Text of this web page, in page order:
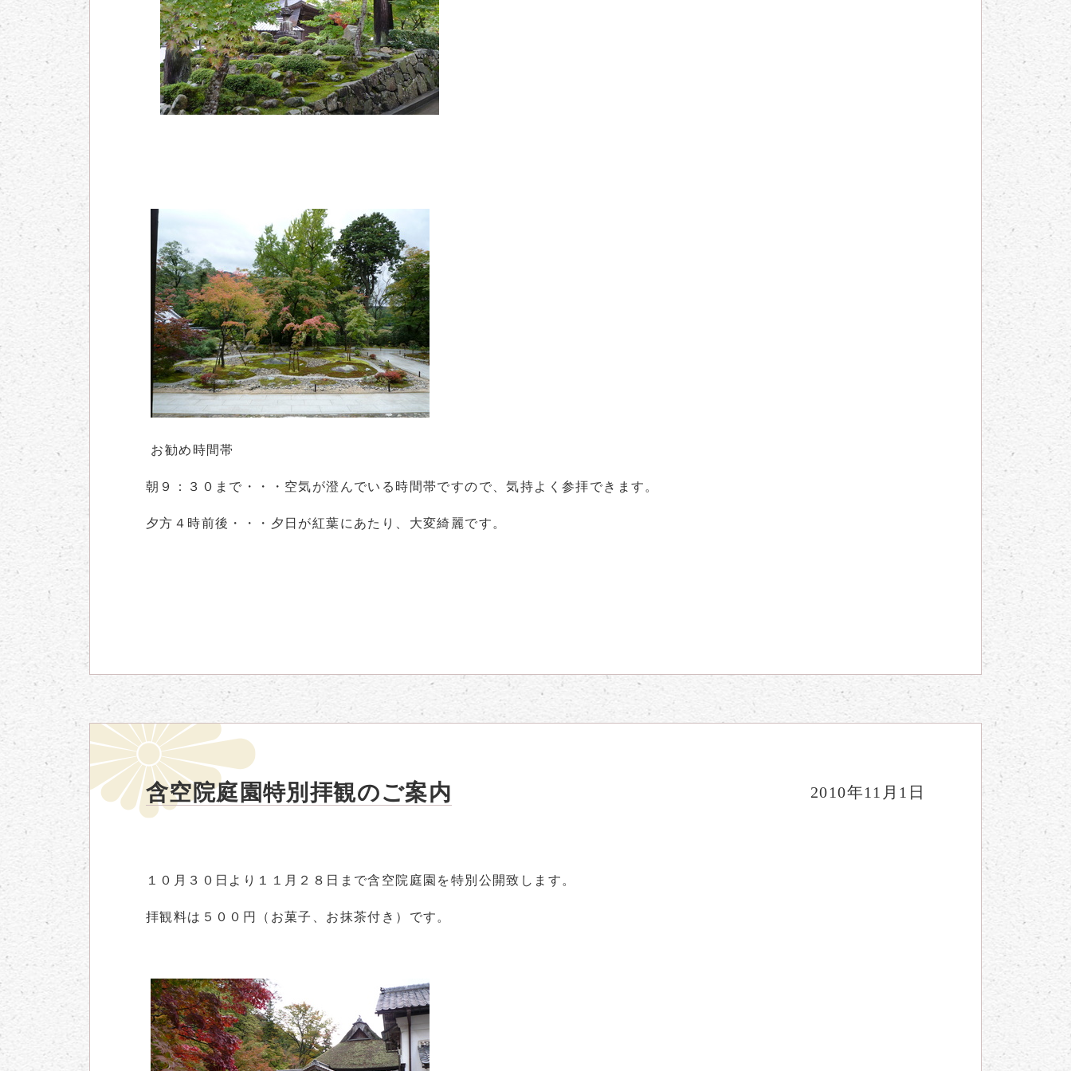
お勧め時間帯
朝９：３０まで・・・空気が澄んでいる時間帯ですので、気持よく参拝できます。
夕方４時前後・・・夕日が紅葉にあたり、大変綺麗です。
含空院庭園特別拝観のご案内 2010年11月1日
１０月３０日より１１月２８日まで含空院庭園を特別公開致します。
拝観料は５００円（お菓子、お抹茶付き）です。